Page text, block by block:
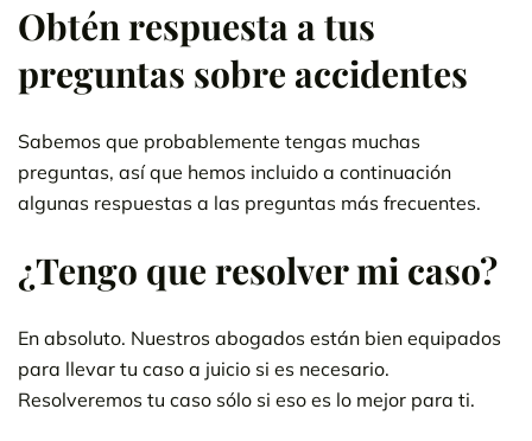
Obtén respuesta a tus
preguntas sobre accidentes
Sabemos que probablemente tengas muchas
preguntas, así que hemos incluido a continuación
algunas respuestas a las preguntas más frecuentes.
¿Tengo que resolver mi caso?
En absoluto. Nuestros abogados están bien equipados
para llevar tu caso a juicio si es necesario.
Resolveremos tu caso sólo si eso es lo mejor para ti.